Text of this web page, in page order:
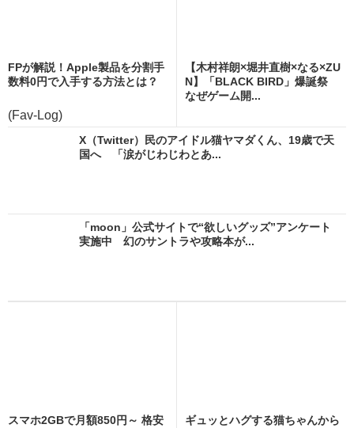
FPが解説！Apple製品を分割手
数料0円で入手する方法とは？
(Fav-Log)
【木村祥朗×堀井直樹×なる×ZU
N】「BLACK BIRD」爆誕祭
なぜゲーム開...
X（Twitter）民のアイドル猫ヤマダくん、19歳で天
国へ 「涙がじわじわとあ...
「moon」公式サイトで“欲しいグッズ”アンケート
実施中 幻のサントラや攻略本が...
スマホ2GBで月額850円～ 格安
ギュッとハグする猫ちゃんから